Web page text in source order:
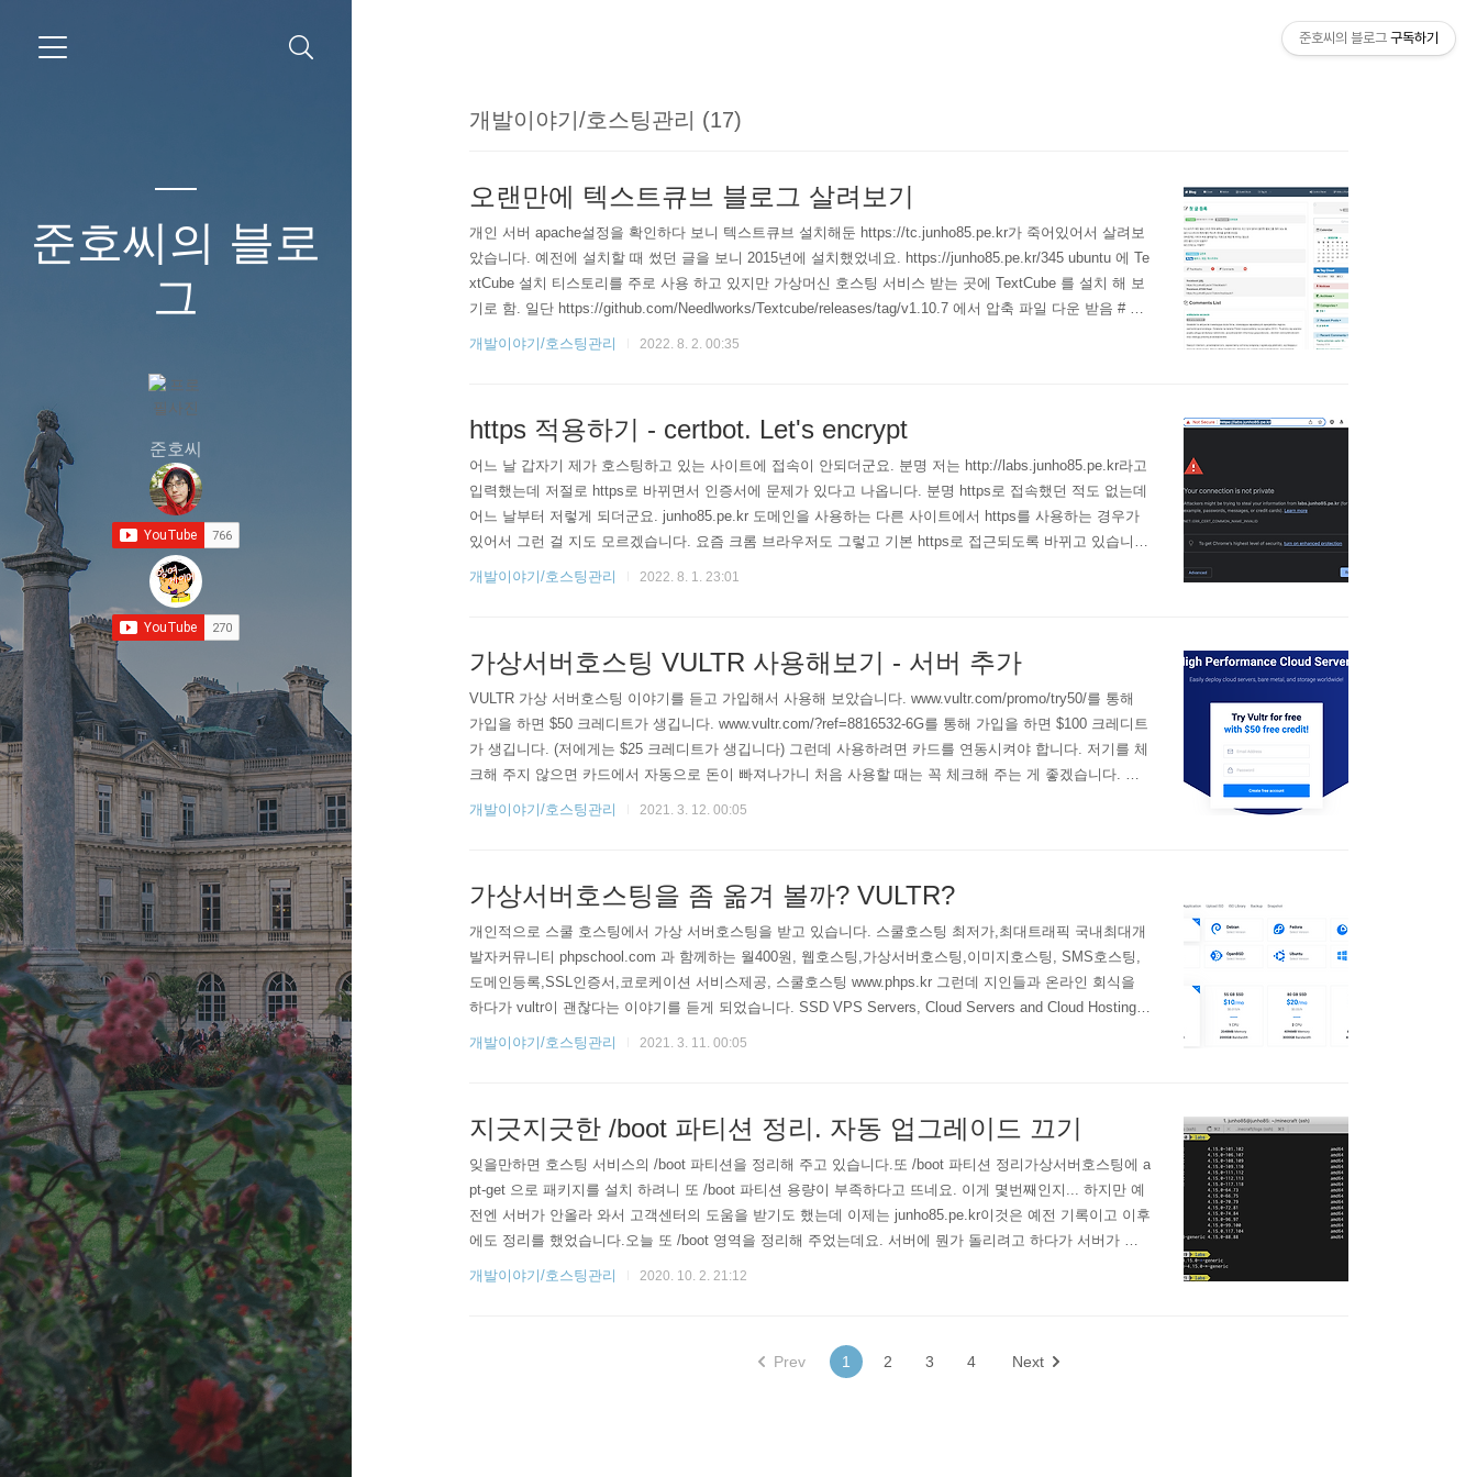
준호씨의 블로
그
준호씨
개발이야기/호스팅관리 (17)
오랜만에 텍스트큐브 블로그 살려보기
개인 서버 apache설정을 확인하다 보니 텍스트큐브 설치해둔 https://tc.junho85.pe.kr가 죽어있어서 살려보
았습니다. 예전에 설치할 때 썼던 글을 보니 2015년에 설치했었네요. https://junho85.pe.kr/345 ubuntu 에 Te
xtCube 설치 티스토리를 주로 사용 하고 있지만 가상머신 호스팅 서비스 받는 곳에 TextCube 를 설치 해 보
기로 함. 일단 https://github.com/Needlworks/Textcube/releases/tag/v1.10.7 에서 압축 파일 다운 받음 # 파
일 다.. junho85.pe.kr 텍스트큐브가 죽었던 이유는 서버 OS 버전업 하면서 php도 버전업이 되어버렸기 때문
개발이야기/호스팅관리 2022. 8. 2. 00:35
https 적용하기 - certbot. Let's encrypt
어느 날 갑자기 제가 호스팅하고 있는 사이트에 접속이 안되더군요. 분명 저는 http://labs.junho85.pe.kr라고
입력했는데 저절로 https로 바뀌면서 인증서에 문제가 있다고 나옵니다. 분명 https로 접속했던 적도 없는데
어느 날부터 저렇게 되더군요. junho85.pe.kr 도메인을 사용하는 다른 사이트에서 https를 사용하는 경우가
있어서 그런 걸 지도 모르겠습니다. 요즘 크롬 브라우저도 그렇고 기본 https로 접근되도록 바뀌고 있습니
다. https로 한 번이라도 접속하고 나면 http로 들어가려 해도 자동으로 https로 바꿔버리기도 합니다. 아무
개발이야기/호스팅관리 2022. 8. 1. 23:01
가상서버호스팅 VULTR 사용해보기 - 서버 추가
VULTR 가상 서버호스팅 이야기를 듣고 가입해서 사용해 보았습니다. www.vultr.com/promo/try50/를 통해
가입을 하면 $50 크레디트가 생깁니다. www.vultr.com/?ref=8816532-6G를 통해 가입을 하면 $100 크레디트
가 생깁니다. (저에게는 $25 크레디트가 생깁니다) 그런데 사용하려면 카드를 연동시켜야 합니다. 저기를 체
크해 주지 않으면 카드에서 자동으로 돈이 빠져나가니 처음 사용할 때는 꼭 체크해 주는 게 좋겠습니다. 카
드를 연결하면 $0가 결제됩니다. 어라? 가입하고 보니 Affiliate프로그램이 있네요. www.vultr.com/?ref=8816
개발이야기/호스팅관리 2021. 3. 12. 00:05
가상서버호스팅을 좀 옮겨 볼까? VULTR?
개인적으로 스쿨 호스팅에서 가상 서버호스팅을 받고 있습니다. 스쿨호스팅 최저가,최대트래픽 국내최대개
발자커뮤니티 phpschool.com 과 함께하는 월400원, 웹호스팅,가상서버호스팅,이미지호스팅, SMS호스팅,
도메인등록,SSL인증서,코로케이션 서비스제공, 스쿨호스팅 www.phps.kr 그런데 지인들과 온라인 회식을
하다가 vultr이 괜찮다는 이야기를 듣게 되었습니다. SSD VPS Servers, Cloud Servers and Cloud Hosting b
y Vultr Vultr Global Cloud Hosting - Brilliantly Fast SSD VPS Cloud Servers. 100% KVM Virtualization ww
개발이야기/호스팅관리 2021. 3. 11. 00:05
지긋지긋한 /boot 파티션 정리. 자동 업그레이드 끄기
잊을만하면 호스팅 서비스의 /boot 파티션을 정리해 주고 있습니다.또 /boot 파티션 정리가상서버호스팅에 a
pt-get 으로 패키지를 설치 하려니 또 /boot 파티션 용량이 부족하다고 뜨네요. 이게 몇번째인지... 하지만 예
전엔 서버가 안올라 와서 고객센터의 도움을 받기도 했는데 이제는 junho85.pe.kr이것은 예전 기록이고 이후
에도 정리를 했었습니다.오늘 또 /boot 영역을 정리해 주었는데요. 서버에 뭔가 돌리려고 하다가 서버가 다
운되었는지 재부팅이 안되었습니다. 어쩔 수 없이 고객센터를 통해 예전 커널 이미지로 부팅 요청을 했습니
개발이야기/호스팅관리 2020. 10. 2. 21:12
Prev 1 2 3 4 Next
준호씨의 블로그 구독하기